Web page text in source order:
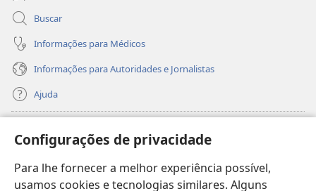
Configurações de privacidade
Para lhe fornecer a melhor experiência possível,
usamos cookies e tecnologias similares. Alguns
Buscar
Informações para Médicos
Informações para Autoridades e Jornalistas
Ajuda
(abre
nova
janela)
Biblioteca On-line da Torre de Vigia™
(abre
nova